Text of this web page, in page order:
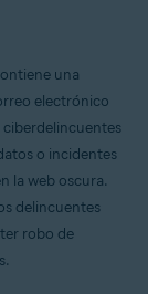
una
electrónico
o incidentes
la web oscura.
delincuentes
robo de